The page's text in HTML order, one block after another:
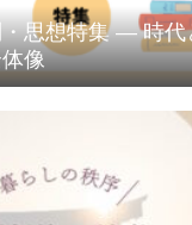
思想特集 ― 時代
像